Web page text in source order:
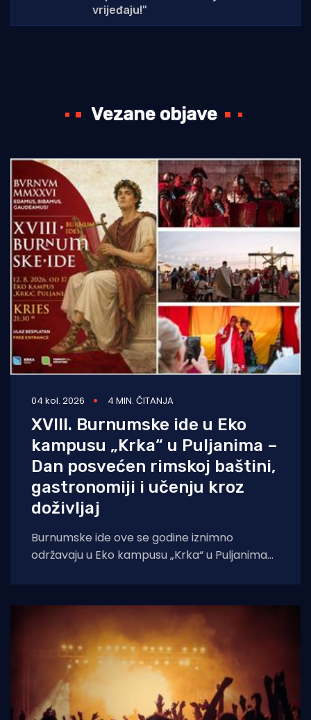
vrijeđaju!"
Vezane objave
04 kol. 2026 4 MIN. ČITANJA
XVIII. Burnumske ide u Eko
kampusu „Krka“ u Puljanima –
Dan posvećen rimskoj baštini,
gastronomiji i učenju kroz
doživljaj
Burnumske ide ove se godine iznimno
održavaju u Eko kampusu „Krka“ u Puljanima